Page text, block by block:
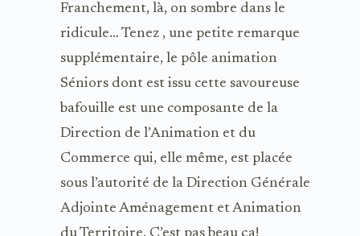
Franchement, là, on sombre dans le
ridicule… Tenez , une petite remarque
supplémentaire, le pôle animation
Séniors dont est issu cette savoureuse
bafouille est une composante de la
Direction de l’Animation et du
Commerce qui, elle même, est placée
sous l’autorité de la Direction Générale
Adjointe Aménagement et Animation